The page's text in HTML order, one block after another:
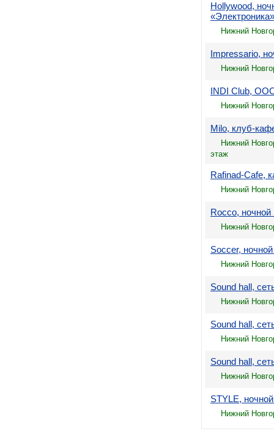
Hollywood,
«Электроника»
Нижний
Impressario,
Нижний
INDI Club,
Нижний
Milo, клуб-
Нижний
этаж
Rafinad-Cafe,
Нижний
Rocco,
Нижний
Soccer,
Нижний
Sound hall,
Нижний
Sound hall,
Нижний
Sound hall,
Нижний
STYLE,
Нижний